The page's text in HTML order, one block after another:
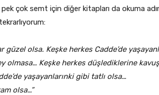
çok semt için diğer kitapları da okuma
güzel olsa. Keşke herkes Cadde’de
olmasa… Keşke herkes düşlediklerine
yaşayanlarınki gibi tatlı olsa…
olsa…”